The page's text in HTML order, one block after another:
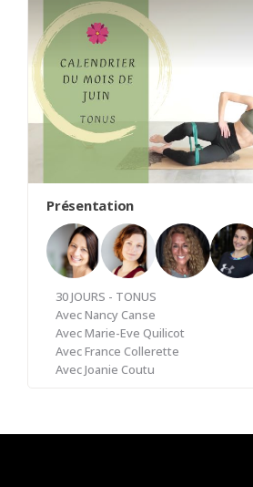
Présentation
30 JOURS - TONUS
AvecNancy Canse
AvecMarie-Eve Quilicot
AvecFrance Collerette
AvecJoanie Coutu
Connaissez-vous vraiment la